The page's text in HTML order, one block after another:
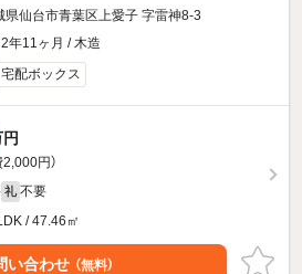
県仙台市青葉区上愛子 字雷神8-3
年11ヶ月 / 木造
宅配ボックス
2,000円）
礼 不要
/ 47.46㎡
い合わせ （無料）